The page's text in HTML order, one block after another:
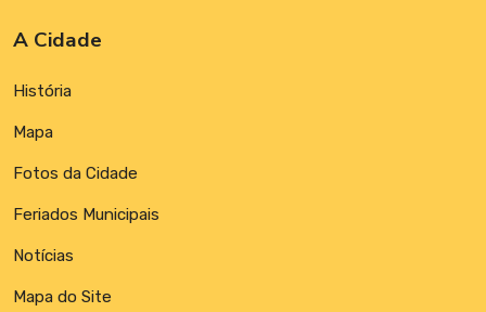
A Cidade
História
Mapa
Fotos da Cidade
Feriados Municipais
Notícias
Mapa do Site